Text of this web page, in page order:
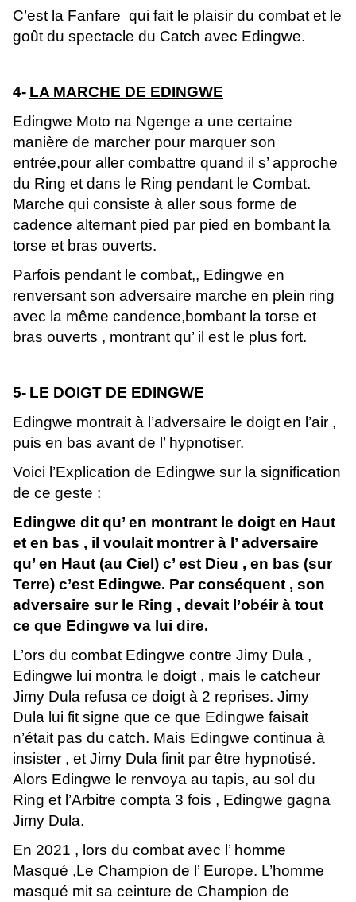
C’est la Fanfare qui fait le plaisir du combat et le
goût du spectacle du Catch avec Edingwe.
4- LA MARCHE DE EDINGWE
Edingwe Moto na Ngenge a une certaine
manière de marcher pour marquer son
entrée,pour aller combattre quand il s’ approche
du Ring et dans le Ring pendant le Combat.
Marche qui consiste à aller sous forme de
cadence alternant pied par pied en bombant la
torse et bras ouverts.
Parfois pendant le combat,, Edingwe en
renversant son adversaire marche en plein ring
avec la même candence,bombant la torse et
bras ouverts , montrant qu’ il est le plus fort.
5- LE DOIGT DE EDINGWE
Edingwe montrait à l’adversaire le doigt en l’air ,
puis en bas avant de l’ hypnotiser.
Voici l’Explication de Edingwe sur la signification
de ce geste :
Edingwe dit qu’ en montrant le doigt en Haut
et en bas , il voulait montrer à l’ adversaire
qu’ en Haut (au Ciel) c’ est Dieu , en bas (sur
Terre) c’est Edingwe. Par conséquent , son
adversaire sur le Ring , devait l’obéir à tout
ce que Edingwe va lui dire.
L’ors du combat Edingwe contre Jimy Dula ,
Edingwe lui montra le doigt , mais le catcheur
Jimy Dula refusa ce doigt à 2 reprises. Jimy
Dula lui fit signe que ce que Edingwe faisait
n’était pas du catch. Mais Edingwe continua à
insister , et Jimy Dula finit par être hypnotisé.
Alors Edingwe le renvoya au tapis, au sol du
Ring et l’Arbitre compta 3 fois , Edingwe gagna
Jimy Dula.
En 2021 , lors du combat avec l’ homme
Masqué ,Le Champion de l’ Europe. L’homme
masqué mit sa ceinture de Champion de